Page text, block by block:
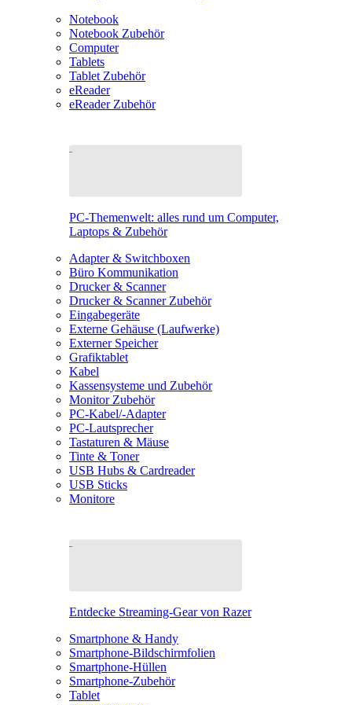
Notebook
Notebook Zubehör
Computer
Tablets
Tablet Zubehör
eReader
eReader Zubehör
PC-Themenwelt: alles rund um Computer,
Laptops & Zubehör
Adapter & Switchboxen
Büro Kommunikation
Drucker & Scanner
Drucker & Scanner Zubehör
Eingabegeräte
Externe Gehäuse (Laufwerke)
Externer Speicher
Grafiktablet
Kabel
Kassensysteme und Zubehör
Monitor Zubehör
PC-Kabel/-Adapter
PC-Lautsprecher
Tastaturen & Mäuse
Tinte & Toner
USB Hubs & Cardreader
USB Sticks
Monitore
Entdecke Streaming-Gear von Razer
Smartphone & Handy
Smartphone-Bildschirmfolien
Smartphone-Hüllen
Smartphone-Zubehör
Tablet